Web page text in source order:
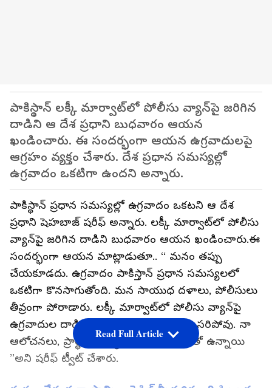
పాకిస్థాన్ లక్కీ మార్వాట్‌లో పోలీసు వ్యాన్‌పై జరిగిన
దాడిని ఆ దేశ ప్రధాని బుధవారం ఆయన
ఖండించారు. ఈ సందర్భంగా ఆయన ఉగ్రవాదులపై
ఆగ్రహం వ్యక్తం చేశారు. దేశ ప్రధాన సమస్యల్లో
ఉగ్రవాదం ఒకటిగా ఉందని అన్నారు.
పాకిస్థాన్ ప్రధాన సమస్యల్లో ఉగ్రవాదం ఒకటని ఆ దేశ
ప్రధాని షెహబాజ్ షరీఫ్ అన్నారు. లక్కీ మార్వాట్‌లో పోలీసు
వ్యాన్‌పై జరిగిన దాడిని బుధవారం ఆయన ఖండించారు.ఈ
సందర్భంగా ఆయన మాట్లాడుతూ.. ‘‘ మనం తప్పు
చేయకూడదు. ఉగ్రవాదం పాకిస్తాన్ ప్రధాన సమస్యలలో
ఒకటిగా కొనసాగుతోంది. మన సాయుధ దళాలు, పోలీసులు
తీవ్రంగా పోరాడారు. లక్కీ మార్వాట్‌లో పోలీసు వ్యాన్‌పై
ఉగ్రవాదుల దాడిని ఖండించడానికి మాటలు సరిపోవు. నా
ఆలోచనలు, ప్రార్థనలు మృతుల కుటుంబాలతో ఉన్నాయి
’’అని షరీఫ్ ట్వీట్ చేశారు.
Read Full Article